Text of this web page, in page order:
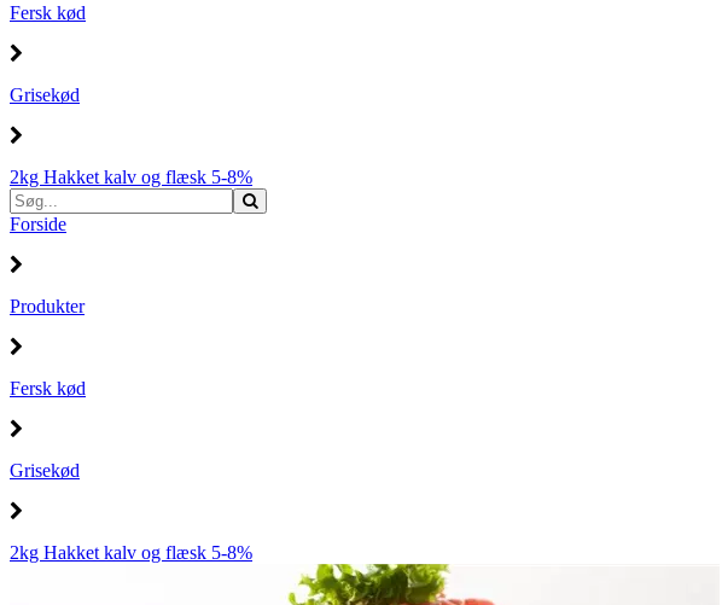
Fersk kød
Grisekød
2kg Hakket kalv og flæsk 5-8%
Forside
Produkter
Fersk kød
Grisekød
2kg Hakket kalv og flæsk 5-8%